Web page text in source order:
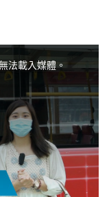
法載入媒體。